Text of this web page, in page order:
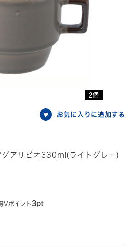
2個
お気に入りに追加する
グアリビオ330ml(ライトグレー)
Vポイント3pt